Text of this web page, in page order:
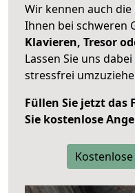
Wir kennen auch
Ihnen bei schweren
Klavieren, Tresor
Lassen Sie uns
stressfrei
Füllen Sie jetzt
Sie kostenlose